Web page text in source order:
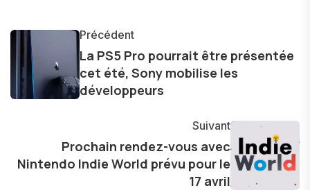
et bien d'autres gadgets technologiques. Armé
d'une curiosité insatiable, j'aime dévoiler les
dernières tendances et innovations, partageant
avec enthousiasme mes découvertes avec la
l'exploration constante des frontières de la
technologie me permet de présenter aux
lecteurs un aperçu captivant de ce que le futur
Précédent
La PS5 Pro pourrait être présentée
cet été, Sony mobilise les
développeurs
Suivant
Prochain rendez-vous avec
Nintendo Indie World prévu pour le
17 avril